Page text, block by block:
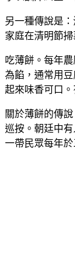
另一種傳說是
家庭在清明節
吃薄餅。每年
為餡，通常用
起來味香可口
關於薄餅的傳
巡按。朝廷中
一帶民眾每年